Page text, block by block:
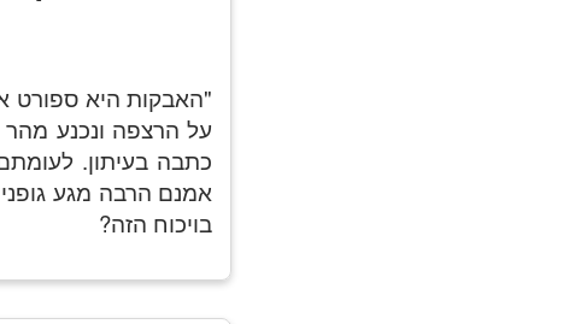
"האבקות היא ספורט
על הרצפה ונכנע מהר
כתבה בעיתון.
אמנם הרבה מגע
בויכוח הזה?